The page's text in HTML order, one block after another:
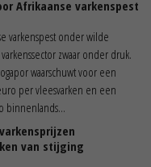
Afrikaanse varkenspest
varkenspest onder wilde
zwaar onder druk.
waarschuwt voor een
per vleesvarken en een
binnenlands...
van stijging